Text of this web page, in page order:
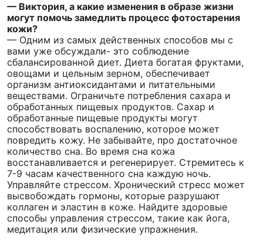
— Виктория, а какие изменения в образе жизни
могут помочь замедлить процесс фотостарения
кожи?
— Одним из самых действенных способов мы с
вами уже обсуждали- это соблюдение
сбалансированной диет. Диета богатая фруктами,
овощами и цельным зерном, обеспечивает
организм антиоксидантами и питательными
веществами. Ограничьте потребления сахара и
обработанных пищевых продуктов. Сахар и
обработанные пищевые продукты могут
способствовать воспалению, которое может
повредить кожу. Не забывайте, про достаточное
количество сна. Во время сна кожа
восстанавливается и регенерирует. Стремитесь к
7-9 часам качественного сна каждую ночь.
Управляйте стрессом. Хронический стресс может
высвобождать гормоны, которые разрушают
коллаген и эластин в коже. Найдите здоровые
способы управления стрессом, такие как йога,
медитация или физические упражнения.